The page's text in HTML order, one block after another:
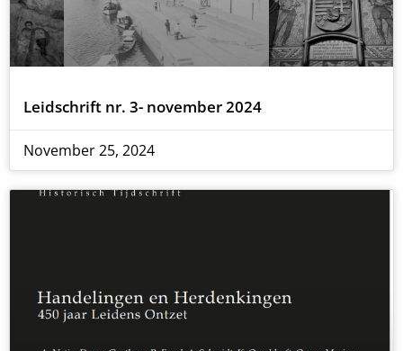
Leidschrift nr. 3- november 2024
November 25, 2024